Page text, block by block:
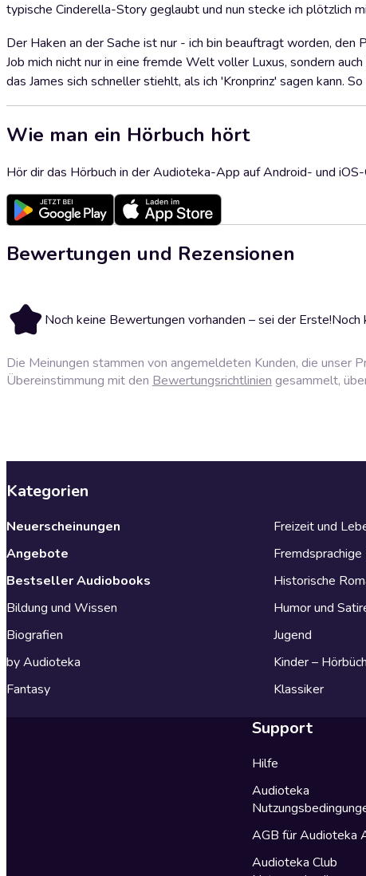
typische Cinderella-Story geglaubt und nun stecke ich plötzlich
Der Haken an der Sache ist nur - ich bin beauftragt worden, den
Job mich nicht nur in eine fremde Welt voller Luxus, sondern
das James sich schneller stiehlt, als ich 'Kronprinz' sagen kann.
Wie man ein Hörbuch hört
Hör dir das Hörbuch in der Audioteka-App auf Android- und
Bewertungen und Rezensionen
Noch keine Bewertungen vorhanden – sei der Erste!Noch
Die Meinungen stammen von angemeldeten Kunden, die unser
Übereinstimmung mit den Bewertungsrichtlinien gesammelt,
Kategorien
Neuerscheinungen
Angebote
Bestseller Audiobooks
Bildung und Wissen
Biografien
by Audioteka
Fantasy
Freizeit und
Historische
Humor und
Jugend
Kinder –
Klassiker
Support
Hilfe
Audioteka
AGB für Audioteka
Audioteka Club